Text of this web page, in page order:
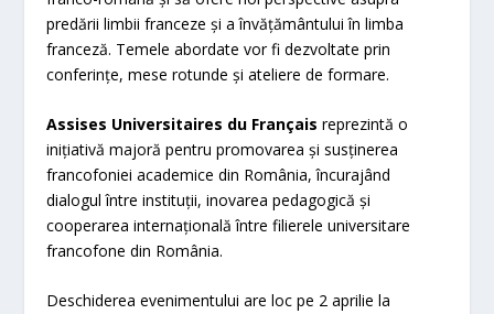
predării limbii franceze și a învățământului în limba
franceză. Temele abordate vor fi dezvoltate prin
conferințe, mese rotunde și ateliere de formare.
Assises Universitaires du Français reprezintă o
inițiativă majoră pentru promovarea și susținerea
francofoniei academice din România, încurajând
dialogul între instituții, inovarea pedagogică și
cooperarea internațională între filierele universitare
francofone din România.
Deschiderea evenimentului are loc pe 2 aprilie la